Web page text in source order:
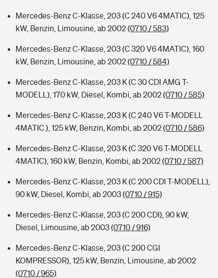
Mercedes-Benz C-Klasse, 203 (C 240 V6 4MATIC), 125
kW, Benzin, Limousine, ab 2002(0710 / 583)
Mercedes-Benz C-Klasse, 203 (C 320 V6 4MATIC), 160
kW, Benzin, Limousine, ab 2002(0710 / 584)
Mercedes-Benz C-Klasse, 203 K (C 30 CDI AMG T-
MODELL), 170 kW, Diesel, Kombi, ab 2002(0710 / 585)
Mercedes-Benz C-Klasse, 203 K (C 240 V6 T-MODELL
4MATIC ), 125 kW, Benzin, Kombi, ab 2002(0710 / 586)
Mercedes-Benz C-Klasse, 203 K (C 320 V6 T-MODELL
4MATIC), 160 kW, Benzin, Kombi, ab 2002(0710 / 587)
Mercedes-Benz C-Klasse, 203 K (C 200 CDI T-MODELL),
90 kW, Diesel, Kombi, ab 2003(0710 / 915)
Mercedes-Benz C-Klasse, 203 (C 200 CDI), 90 kW,
Diesel, Limousine, ab 2003(0710 / 916)
Mercedes-Benz C-Klasse, 203 (C 200 CGI
KOMPRESSOR), 125 kW, Benzin, Limousine, ab 2002
(0710 / 965)